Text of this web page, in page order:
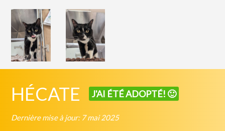
HÉCATE J'AI ÉTÉ ADOPTÉ! 🙂
Dernière mise à jour: 7 mai 2025